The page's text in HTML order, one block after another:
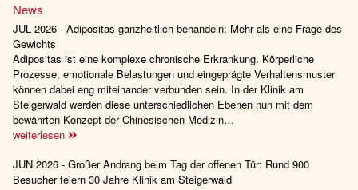
News
JUL 2026 - Adipositas ganzheitlich behandeln: Mehr als eine Frage des
Gewichts
Adipositas ist eine komplexe chronische Erkrankung. Körperliche
Prozesse, emotionale Belastungen und eingeprägte Verhaltensmuster
können dabei eng miteinander verbunden sein. In der Klinik am
Steigerwald werden diese unterschiedlichen Ebenen nun mit dem
bewährten Konzept der Chinesischen Medizin…
weiterlesen
JUN 2026 - Großer Andrang beim Tag der offenen Tür: Rund 900
Besucher feiern 30 Jahre Klinik am Steigerwald